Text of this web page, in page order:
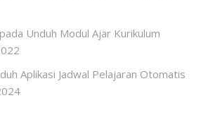
pada Unduh Modul Ajar Kurikulum
Aplikasi Jadwal Pelajaran Otomatis